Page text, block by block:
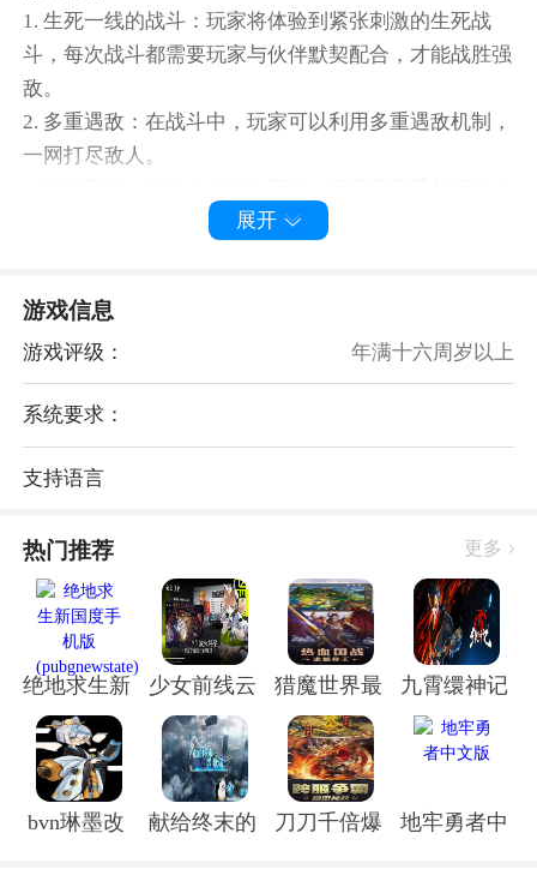
1. 生死一线的战斗：玩家将体验到紧张刺激的生死战
斗，每次战斗都需要玩家与伙伴默契配合，才能战胜强
敌。
2. 多重遇敌：在战斗中，玩家可以利用多重遇敌机制，
一网打尽敌人。
家或许可以获得贵重物品。
6. 角色与技能：每个角色都有独特的技能和特点，玩家
需要利用角色的特殊技能与战斗策略进行紧张的对抗。
7. 高互动性：游戏设有丰富的玩家社群系统，玩家可以
文化。
《TRIBE NINE:战极死游》不仅继承了经典RPG元素，
还融入了紧张刺激的战斗机制，力求为玩家带来无与伦
比的游戏体验。游戏的图形渲染和物理引擎为玩家提供
了高临场感的环境，华丽的战斗场面与动感的音乐相结
合，创造出一种身临其境的感觉。
发行信息
游戏将于2025年2月20日全球上市，玩家可以通过App
Store或Google Play进行预订。
希望这些信息对你了解《TRIBE NINE:战极死游》有所
展开
游戏信息
游戏评级： 年满十六周岁以上
系统要求：
支持语言
热门推荐 更多
绝地求生新国度手机版(pubgnewstate)
少女前线云图计划手游
猎魔世界最新版九霄缳神记游
bvn琳墨改 献给终末的歌谣手游刀刀千倍爆传奇地牢勇者中文